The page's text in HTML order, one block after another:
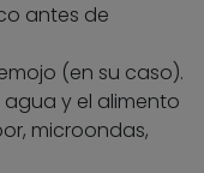
antes de
(en su caso).
y el alimento
microondas,